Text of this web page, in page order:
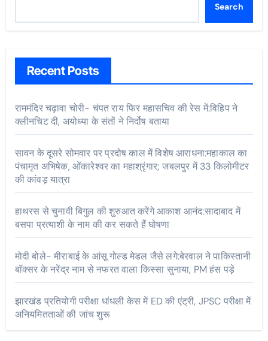
Search
Recent Posts
राममंदिर चढ़ावा चोरी- चंपत राय फिर महासचिव की रेस में:विहिप ने
क्लीनचिट दी, अयोध्या के संतों ने निर्दोष बताया
सावन के दूसरे सोमवार पर प्रदोष काल में विशेष आराधना:महाकाल का
पंचामृत अभिषेक, ओंकारेश्वर का महाश्रृंगार; जबलपुर में 33 किलोमीटर
की कांवड़ यात्रा
हाथरस से चुनावी बिगुल की शुरुआत करेंगे आकाश आनंद:सादाबाद में
बसपा प्रत्याशी के नाम की कर सकते हैं घोषणा
मोदी बोले- मीराबाई के आंसू गोल्ड मेडल जैसे लगे:बेरवाल ने पाकिस्तानी
बॉक्सर के नरेंद्र नाम से नफरत वाला किस्सा सुनाया, PM हंस पड़े
झारखंड प्रतियोगी परीक्षा धांधली केस में ED की एंट्री, JPSC परीक्षा में
अनियमितताओं की जांच शुरू